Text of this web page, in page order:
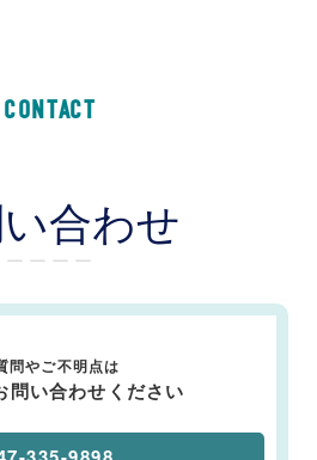
CONTACT
合わせ
ー ー ー ー
問やご不明点は
問い合わせください